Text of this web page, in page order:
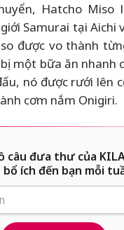
Hatcho Miso
Samurai tại Aichi
được vo thành
một bữa ăn nhanh
nó được rưới lên
cơm nắm Onigiri.
câu đưa thư của
ích đến bạn mỗi